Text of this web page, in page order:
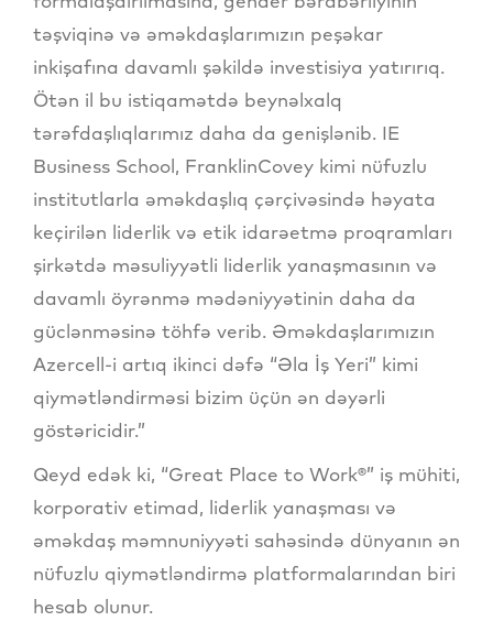
təşviqinə və əməkdaşlarımızın peşəkar
inkişafına davamlı şəkildə investisiya yatırırıq.
Ötən il bu istiqamətdə beynəlxalq
tərəfdaşlıqlarımız daha da genişlənib. IE
Business School, FranklinCovey kimi nüfuzlu
institutlarla əməkdaşlıq çərçivəsində həyata
keçirilən liderlik və etik idarəetmə proqramları
şirkətdə məsuliyyətli liderlik yanaşmasının və
davamlı öyrənmə mədəniyyətinin daha da
güclənməsinə töhfə verib. Əməkdaşlarımızın
Azercell-i artıq ikinci dəfə “Əla İş Yeri” kimi
qiymətləndirməsi bizim üçün ən dəyərli
göstəricidir.”
Qeyd edək ki, “Great Place to Work®” iş mühiti,
korporativ etimad, liderlik yanaşması və
əməkdaş məmnuniyyəti sahəsində dünyanın ən
nüfuzlu qiymətləndirmə platformalarından biri
hesab olunur.